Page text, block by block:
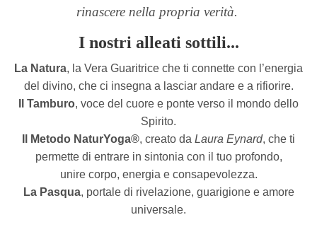
rinascere nella propria verità.
I nostri alleati sottili...
La Natura, la Vera Guaritrice che ti connette con l’energia
del divino, che ci insegna a lasciar andare e a rifiorire.
Il Tamburo, voce del cuore e ponte verso il mondo dello
Spirito.
Il Metodo NaturYoga®, creato da Laura Eynard, che ti
permette di entrare in sintonia con il tuo profondo,
unire corpo, energia e consapevolezza.
La Pasqua, portale di rivelazione, guarigione e amore
universale.